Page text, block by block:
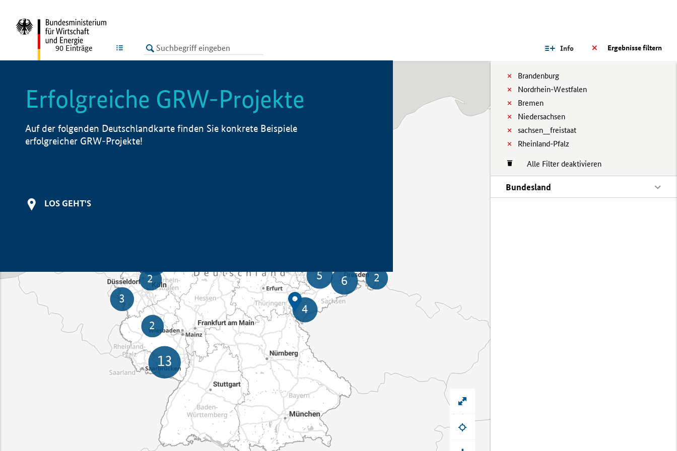
LISTE Ergebnisse filtern
Info
Brandenburg
Nordrhein-Westfalen
Bremen
Niedersachsen
sachsen__freistaat
Rheinland-Pfalz
Alle Filter deaktivieren
Bundesland
90 Einträge
Erfolgreiche GRW-Projekte
Auf der folgenden Deutschlandkarte finden Sie konkrete Beispiele
erfolgreicher GRW-Projekte!
LOS GEHT'S